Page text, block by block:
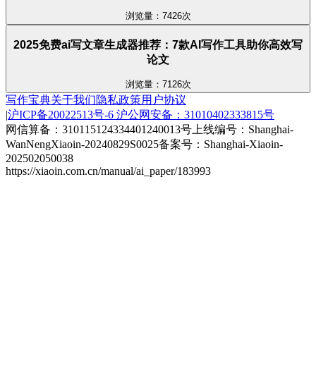
浏览量：7426次
2025免费ai写文章生成器推荐：7款AI写作工具助你高效写
论文
浏览量：7126次
写作宝典关于我们隐私政策用户协议
|沪ICP备20022513号-6 沪公网安备：31010402333815号
网信算备：310115124334401240013号 上线编号：Shanghai-
WanNengXiaoin-20240829S0025备案号：Shanghai-Xiaoin-
202502050038
https://xiaoin.com.cn/manual/ai_paper/183993